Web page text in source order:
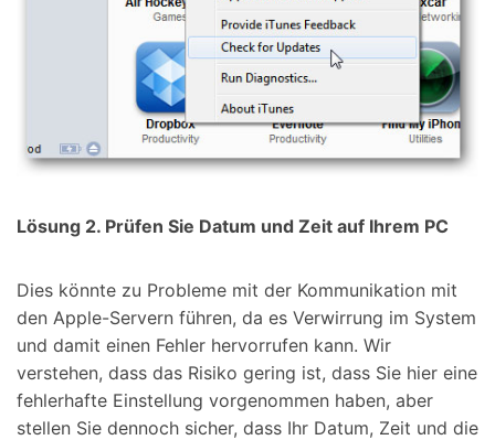
Lösung 2. Prüfen Sie Datum und Zeit auf Ihrem PC
Dies könnte zu Probleme mit der Kommunikation mit
den Apple-Servern führen, da es Verwirrung im System
und damit einen Fehler hervorrufen kann. Wir
verstehen, dass das Risiko gering ist, dass Sie hier eine
fehlerhafte Einstellung vorgenommen haben, aber
stellen Sie dennoch sicher, dass Ihr Datum, Zeit und die